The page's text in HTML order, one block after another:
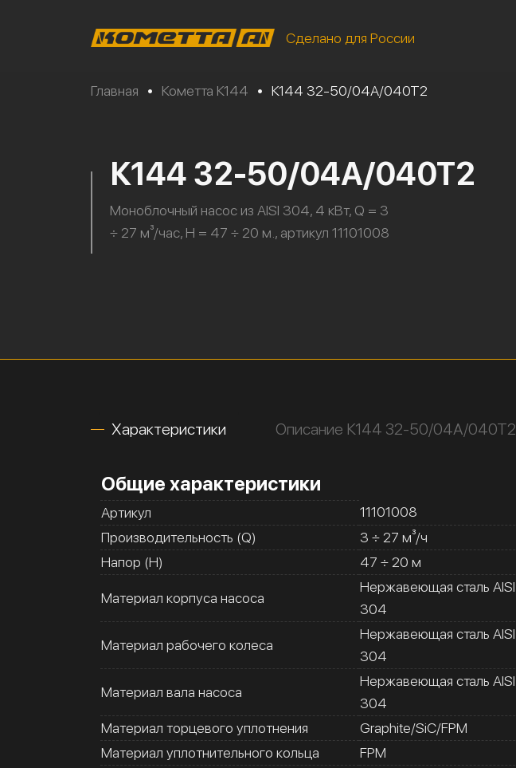
Сделано для России
Главная • Кометта К144 • К144 32-50/04А/040Т2
К144 32-50/04А/040Т2
Моноблочный насос из AISI 304, 4 кВт, Q = 3
÷ 27 м³/час, H = 47 ÷ 20 м., артикул 11101008
Характеристики Описание К144 32-50/04А/040Т2
Общие характеристики
Артикул
11101008
Производительность (Q)
3 ÷ 27 м³/ч
Напор (H)
47 ÷ 20 м
Материал корпуса насоса
Нержавеющая сталь AISI
304
Материал рабочего колеса
Нержавеющая сталь AISI
304
Материал вала насоса
Нержавеющая сталь AISI
304
Материал торцевого уплотнения
Graphite/SiC/FPM
Материал уплотнительного кольца
FPM